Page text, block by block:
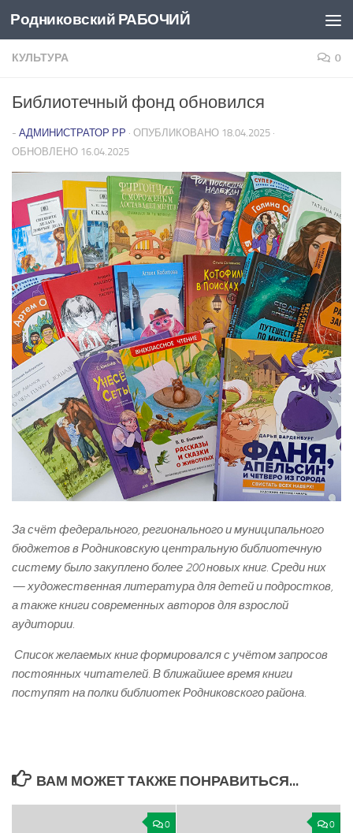
Перейти к содержимому
Родниковский РАБОЧИЙ
КУЛЬТУРА 0
Библиотечный фонд обновился
- АДМИНИСТРАТОР РР · ОПУБЛИКОВАНО 18.04.2025 ·
ОБНОВЛЕНО 16.04.2025
За счёт федерального, регионального и муниципального
бюджетов в Родниковскую центральную библиотечную
систему было закуплено более 200 новых книг. Среди них
— художественная литература для детей и подростков,
а также книги современных авторов для взрослой
аудитории.
Список желаемых книг формировался с учётом запросов
постоянных читателей. В ближайшее время книги
поступят на полки библиотек Родниковского района.
ВАМ МОЖЕТ ТАКЖЕ ПОНРАВИТЬСЯ...
0 0